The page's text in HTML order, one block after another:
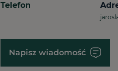
Telefon
Napisz wiadomość